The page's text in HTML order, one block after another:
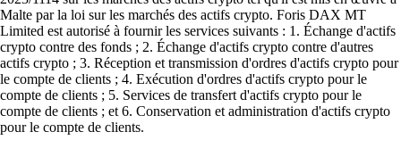
Malte par la loi sur les marchés des actifs crypto. Foris DAX MT
Limited est autorisé à fournir les services suivants : 1. Échange d'actifs
crypto contre des fonds ; 2. Échange d'actifs crypto contre d'autres
actifs crypto ; 3. Réception et transmission d'ordres d'actifs crypto pour
le compte de clients ; 4. Exécution d'ordres d'actifs crypto pour le
compte de clients ; 5. Services de transfert d'actifs crypto pour le
compte de clients ; et 6. Conservation et administration d'actifs crypto
pour le compte de clients.